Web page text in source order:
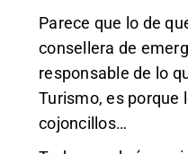
Parece que lo de
consellera de
responsable de lo
Turismo, es porque
cojoncillos…